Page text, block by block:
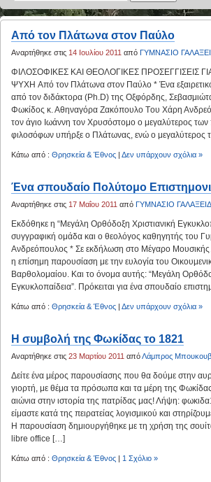
Aπό τον Πλάτωνα στον Παύλο
Αναρτήθηκε στις 14 Ιουλίου 2011 από ΓΥΜΝΑΣΙΟ
ΦΙΛΟΣΟΦΙΚΕΣ ΚΑΙ ΘΕΟΛΟΓΙΚΕΣ ΠΡΟΣΕΓΓΙΣΕΙΣ
ΨΥΧΗ Aπό τον Πλάτωνα στον Παύλο * Ένα
από τον διδάκτορα (Ph.D) της Οξφόρδης,
Φωκίδος κ. Αθηναγόρα Ζακόπουλο Tου Χάρη
τον άγιο Ιωάννη τον Χρυσόστομο ο μεγαλύτερος
φιλοσόφων υπήρξε ο Πλάτωνας, ενώ ο μεγαλύτερος
Κάτω από : Θρησκεία & Έθνος | Δεν υπάρχουν σχόλια »
Ένα σπουδαίο Πολύτομο
Αναρτήθηκε στις 17 Μαΐου 2011 από ΓΥΜΝΑΣΙΟ
Εκδόθηκε η “Μεγάλη Ορθόδοξη Χριστιανική
συγγραφική ομάδα και ο θεολόγος καθηγητής του
Ανδρεόπουλος * Σε εκδήλωση στο Μέγαρο Μουσικής
η επίσημη παρουσίαση με την ευλογία του
Βαρθολομαίου. Kαι το όνομα αυτής: “Μεγάλη
Εγκυκλοπαίδεια”. Πρόκειται για ένα σπουδαίο
Κάτω από : Θρησκεία & Έθνος | Δεν υπάρχουν σχόλια »
Η συμβολή της Φωκίδας το 1821
Αναρτήθηκε στις 23 Μαρτίου 2011 απόΛάμπρος
Δείτε ένα μέρος παρουσίασης που θα δούμε στην
γιορτή, με θέμα τα πρόσωπα και τα μέρη της
αιώνια στην ιστορία της πατρίδας μας! Λήψη:
είμαστε κατά της πειρατείας λογισμικού και
Η παρουσίαση δημιουργήθηκε με τη χρήση της
libre office […]
Κάτω από : Θρησκεία & Έθνος | 1 Σχόλιο »